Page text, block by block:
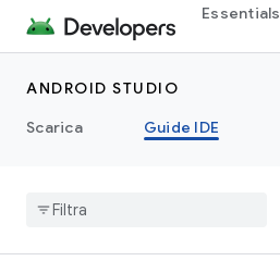
Essentials
ANDROID STUDIO
Scarica
Guide IDE